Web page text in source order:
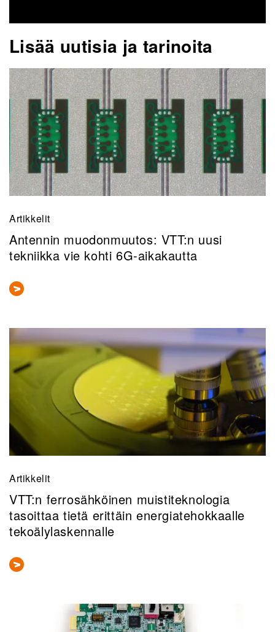
Lisää uutisia ja tarinoita
Artikkelit
Antennin muodonmuutos: VTT:n uusi
tekniikka vie kohti 6G-aikakautta
Artikkelit
VTT:n ferrosähköinen muistiteknologia
tasoittaa tietä erittäin energiatehokkaalle
tekoälylaskennalle